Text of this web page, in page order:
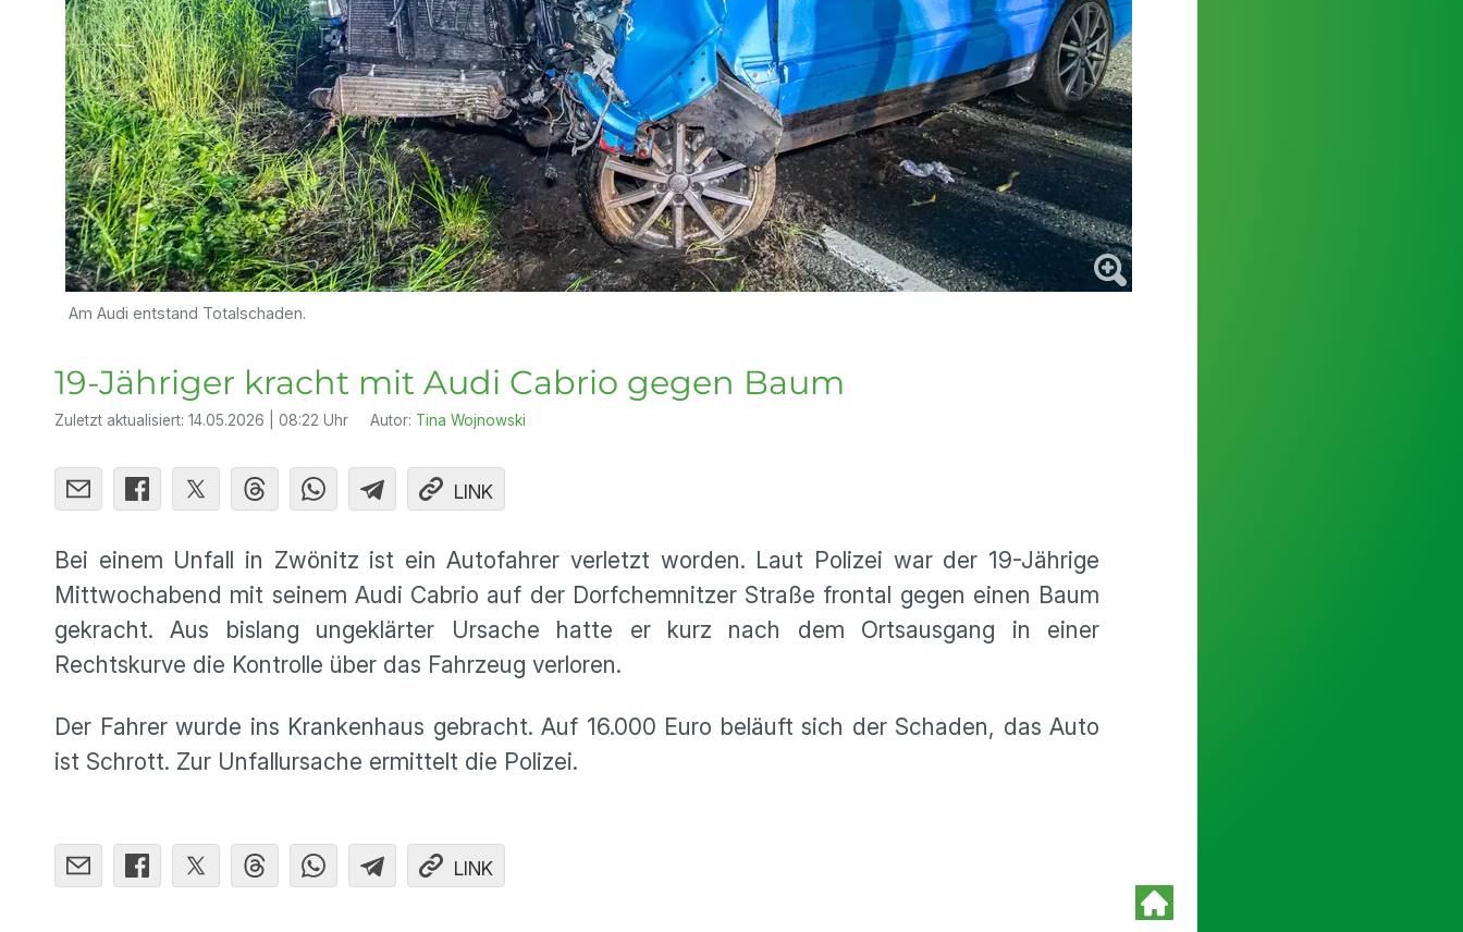
Am Audi entstand Totalschaden.
19-Jähriger kracht mit Audi Cabrio gegen Baum
Zuletzt aktualisiert: 14.05.2026 | 08:22 Uhr Autor: Tina Wojnowski
LINK
Bei einem Unfall in Zwönitz ist ein Autofahrer verletzt worden. Laut Polizei war der 19-Jährige
Mittwochabend mit seinem Audi Cabrio auf der Dorfchemnitzer Straße frontal gegen einen Baum
gekracht. Aus bislang ungeklärter Ursache hatte er kurz nach dem Ortsausgang in einer
Rechtskurve die Kontrolle über das Fahrzeug verloren.
Der Fahrer wurde ins Krankenhaus gebracht. Auf 16.000 Euro beläuft sich der Schaden, das Auto
ist Schrott. Zur Unfallursache ermittelt die Polizei.
LINK